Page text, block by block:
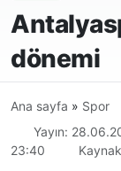
dönemi
Ana sayfa » Spor
Yayın:
23:40